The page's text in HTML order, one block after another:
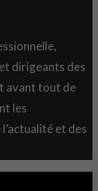
dirigeants des
avant tout de
les
et des